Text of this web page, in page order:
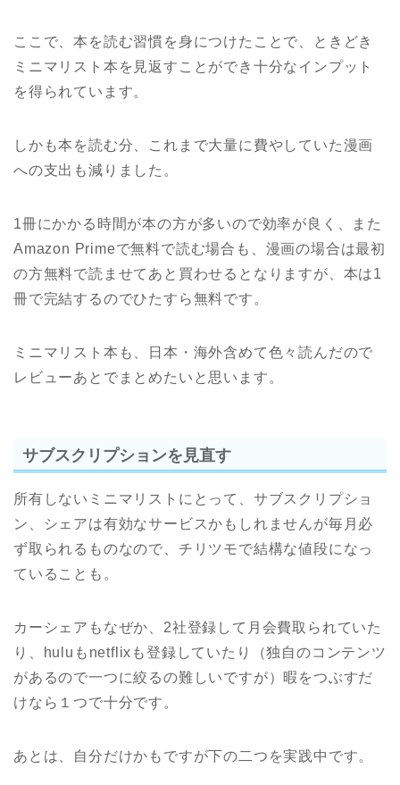
ここで、本を読む習慣を身につけたことで、ときどき
ミニマリスト本を見返すことができ十分なインプット
を得られています。
しかも本を読む分、これまで大量に費やしていた漫画
への支出も減りました。
1冊にかかる時間が本の方が多いので効率が良く、また
Amazon Primeで無料で読む場合も、漫画の場合は最初
の方無料で読ませてあと買わせるとなりますが、本は1
冊で完結するのでひたすら無料です。
ミニマリスト本も、日本・海外含めて色々読んだので
レビューあとでまとめたいと思います。
サブスクリプションを見直す
所有しないミニマリストにとって、サブスクリプショ
ン、シェアは有効なサービスかもしれませんが毎月必
ず取られるものなので、チリツモで結構な値段になっ
ていることも。
カーシェアもなぜか、2社登録して月会費取られていた
り、huluもnetflixも登録していたり（独自のコンテンツ
があるので一つに絞るの難しいですが）暇をつぶすだ
けなら１つで十分です。
あとは、自分だけかもですが下の二つを実践中です。